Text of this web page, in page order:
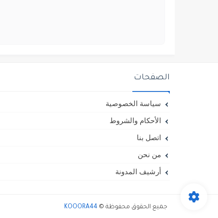
الصفحات
سياسة الخصوصية
الأحكام والشروط
اتصل بنا
من نحن
أرشيف المدونة
جميع الحقوق محفوظة © KOOORA44